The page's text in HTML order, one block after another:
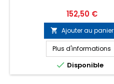
Prix
152,50 €
 Ajouter au panier
Plus d'informations
 Disponible